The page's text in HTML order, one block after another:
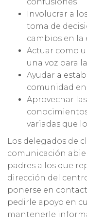
Involucrar a
toma de
cambios en la
Actuar como
una voz para
Ayudar a
comunidad en
Aprovechar
variadas que
Los delegados de
comunicación
padres a los que
dirección del
ponerse en
pedirle apoyo en
mantenerle